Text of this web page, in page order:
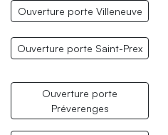
Ouverture porte Villeneuve
Ouverture porte Saint-Prex
Ouverture porte
Préverenges